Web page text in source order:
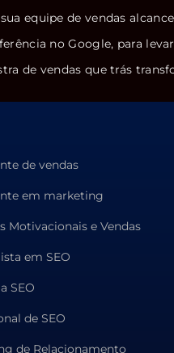
equipe de vendas
no Google, para
de vendas que trás
de vendas
em marketing
Motivacionais e Vendas
em SEO​
SEO
de SEO
de Relacionamento